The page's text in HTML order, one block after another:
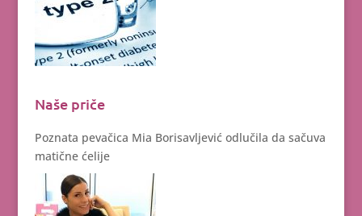
Naše priče
Poznata pevačica Mia Borisavljević odlučila da sačuva
matične ćelije